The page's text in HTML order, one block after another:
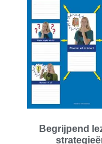
Begrijpend